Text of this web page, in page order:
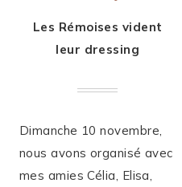
Les Rémoises vident
leur dressing
Dimanche 10 novembre,
nous avons organisé avec
mes amies Célia, Elisa,